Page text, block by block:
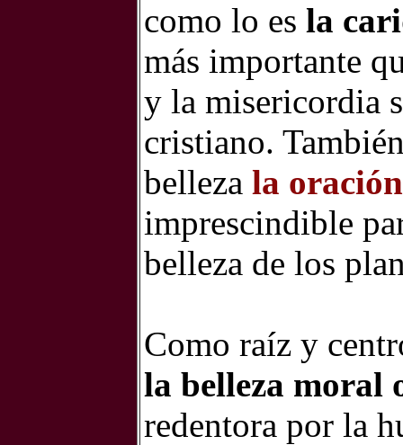
como lo es la
más importante
y la misericordia
cristiano.
belleza la oración
imprescindible
belleza de los
Como raíz y
la belleza moral
redentora por la